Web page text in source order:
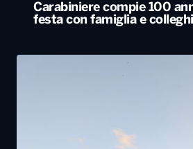
Carabiniere compie 100
festa con famiglia e colleghi